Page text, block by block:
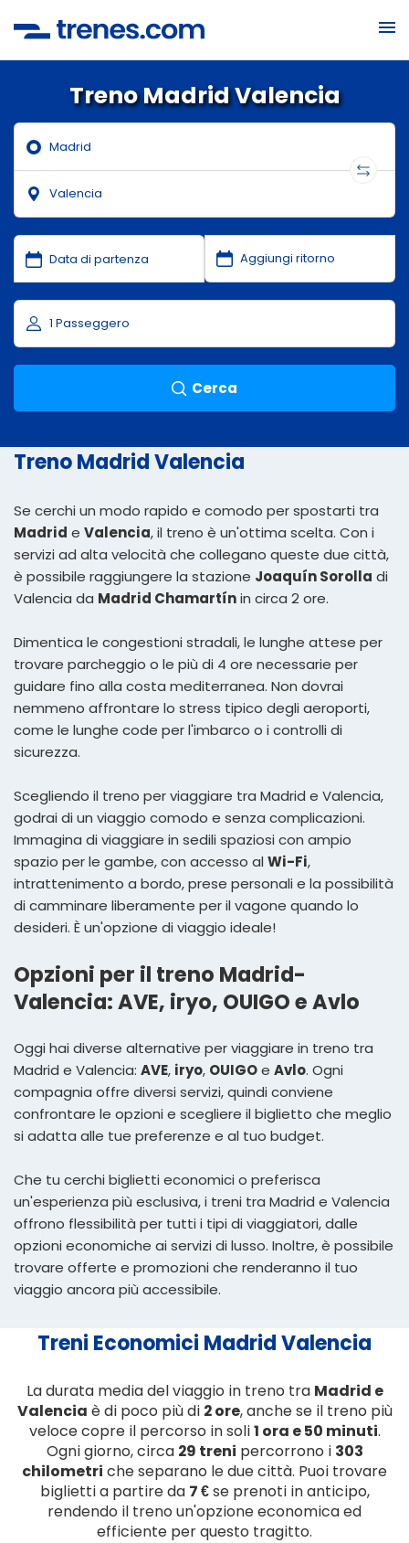
Treno Madrid Valencia
Cerca
Treno Madrid Valencia
Se cerchi un modo rapido e comodo per spostarti tra
Madrid e Valencia, il treno è un'ottima scelta. Con i
servizi ad alta velocità che collegano queste due città,
è possibile raggiungere la stazione Joaquín Sorolla di
Valencia da Madrid Chamartínin circa 2 ore.
Dimentica le congestioni stradali, le lunghe attese per
trovare parcheggio o le più di 4 ore necessarie per
guidare fino alla costa mediterranea. Non dovrai
nemmeno affrontare lo stress tipico degli aeroporti,
come le lunghe code per l'imbarco o i controlli di
sicurezza.
Scegliendo il treno per viaggiare tra Madrid e Valencia,
godrai di un viaggio comodo e senza complicazioni.
Immagina di viaggiare in sedili spaziosi con ampio
spazio per le gambe, con accesso al Wi-Fi,
intrattenimento a bordo, prese personali e la possibilità
di camminare liberamente per il vagone quando lo
desideri. È un'opzione di viaggio ideale!
Opzioni per il treno Madrid-
Valencia: AVE, iryo, OUIGO e Avlo
Oggi hai diverse alternative per viaggiare in treno tra
Madrid e Valencia: AVE, iryo, OUIGOe Avlo. Ogni
compagnia offre diversi servizi, quindi conviene
confrontare le opzioni e scegliere il biglietto che meglio
si adatta alle tue preferenze e al tuo budget.
Che tu cerchi biglietti economici o preferisca
un'esperienza più esclusiva, i treni tra Madrid e Valencia
offrono flessibilità per tutti i tipi di viaggiatori, dalle
opzioni economiche ai servizi di lusso. Inoltre, è possibile
trovare offerte e promozioni che renderanno il tuo
viaggio ancora più accessibile.
Treni Economici Madrid Valencia
La durata media del viaggio in treno tra Madrid e
Valencia è di poco più di 2 ore, anche se il treno più
veloce copre il percorso in soli1 ora e 50 minuti.
Ogni giorno, circa 29 treni percorrono i 303
chilometri che separano le due città. Puoi trovare
biglietti a partire da 7 €se prenoti in anticipo,
rendendo il treno un'opzione economica ed
efficiente per questo tragitto.